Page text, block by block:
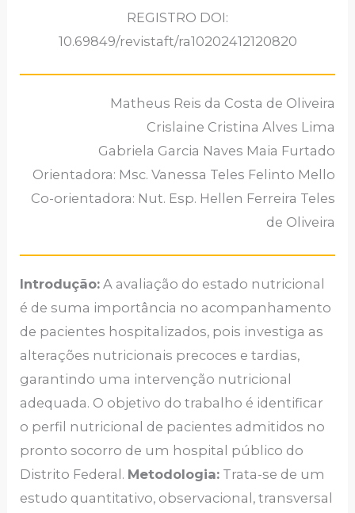
REGISTRO DOI:
10.69849/revistaft/ra10202412120820
Matheus Reis da Costa de Oliveira
Crislaine Cristina Alves Lima
Gabriela Garcia Naves Maia Furtado
Orientadora: Msc. Vanessa Teles Felinto Mello
Co-orientadora: Nut. Esp. Hellen Ferreira Teles
de Oliveira
Introdução: A avaliação do estado nutricional
é de suma importância no acompanhamento
de pacientes hospitalizados, pois investiga as
alterações nutricionais precoces e tardias,
garantindo uma intervenção nutricional
adequada. O objetivo do trabalho é identificar
o perfil nutricional de pacientes admitidos no
pronto socorro de um hospital público do
Distrito Federal. Metodologia: Trata-se de um
estudo quantitativo, observacional, transversal